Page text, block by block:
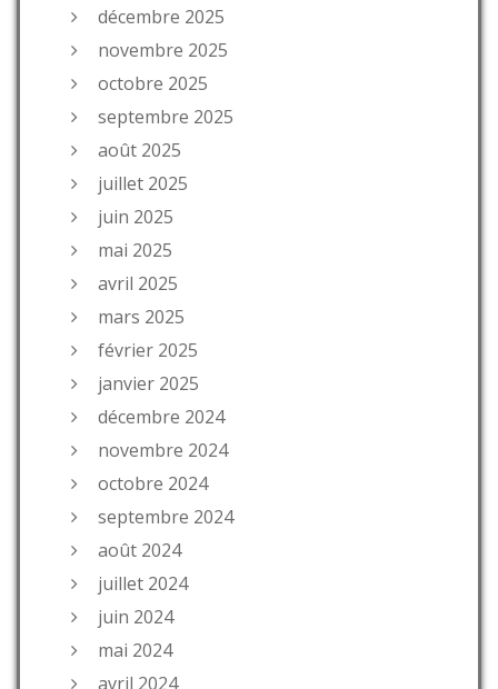
décembre 2025
novembre 2025
octobre 2025
septembre 2025
août 2025
juillet 2025
juin 2025
mai 2025
avril 2025
mars 2025
février 2025
janvier 2025
décembre 2024
novembre 2024
octobre 2024
septembre 2024
août 2024
juillet 2024
juin 2024
mai 2024
avril 2024